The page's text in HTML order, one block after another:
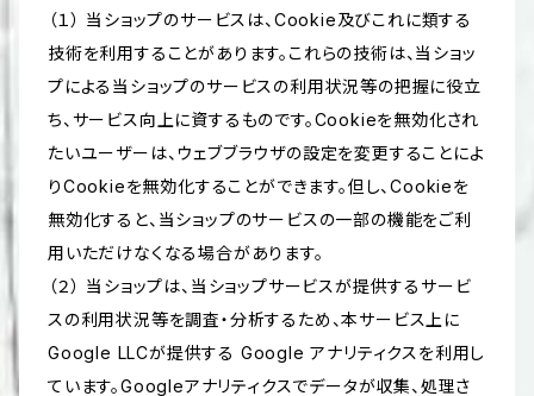
（１） 当ショップのサービスは、Cookie及びこれに類する
技術を利用することがあります。これらの技術は、当ショッ
プによる当ショップのサービスの利用状況等の把握に役立
ち、サービス向上に資するものです。Cookieを無効化され
たいユーザーは、ウェブブラウザの設定を変更することによ
りCookieを無効化することができます。但し、Cookieを
無効化すると、当ショップのサービスの一部の機能をご利
用いただけなくなる場合があります。
（２） 当ショップは、当ショップサービスが提供するサービ
スの利用状況等を調査・分析するため、本サービス上に
Google LLCが提供する Google アナリティクスを利用し
ています。Googleアナリティクスでデータが収集、処理さ